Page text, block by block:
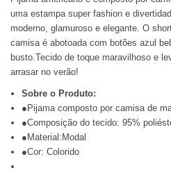
uma estampa super fashion e
moderno, glamuroso e elegante. O
camisa é abotoada com botões azul
busto.Tecido de toque maravilhoso e
arrasar no verão!
Sobre o Produto:
●Pijama composto por camisa de
●Composição do tecido: 95%
●Material:Modal
●Cor: Colorido